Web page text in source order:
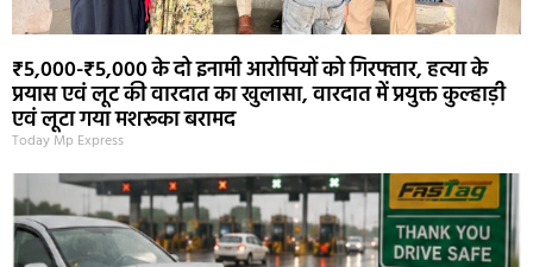
₹5,000-₹5,000 के दो इनामी आरोपियों को गिरफ्तार, हत्या के
प्रयास एवं लूट की वारदात का खुलासा, वारदात में प्रयुक्त कुल्हाड़ी
एवं लूटा गया मशरूका बरामद
Today Mp Express